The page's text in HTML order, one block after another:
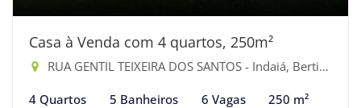
Casa à Venda com 4 quartos, 250m²
RUA GENTIL TEIXEIRA DOS SANTOS - Indaiá, Bertioga-SP
4 Quartos 5 Banheiros 6 Vagas 250 m²